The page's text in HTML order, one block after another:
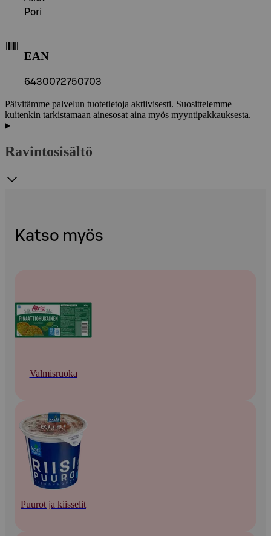
Pori
EAN
6430072750703
Päivitämme palvelun tuotetietoja aktiivisesti. Suosittelemme
kuitenkin tarkistamaan ainesosat aina myös myyntipakkauksesta.
Ravintosisältö
Katso myös
Valmisruoka
Puurot ja kiisselit